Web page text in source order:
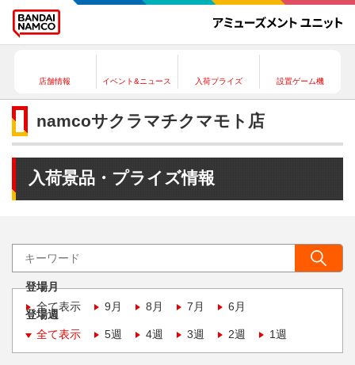
店舗情報 イベント&ニュース 入荷プライズ 設置ゲーム機
namcoサクラマチクマモト店
入荷景品・プライズ情報
登場月
全て表示
9月 8月 7月 6月
登場週
全て表示
5週 4週 3週 2週 1週